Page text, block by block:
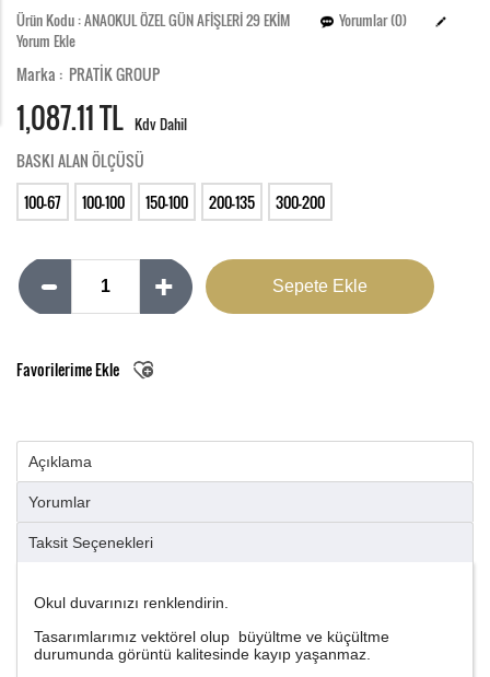
Ürün Kodu : ANAOKUL ÖZEL GÜN AFİŞLERİ 29 EKİM
Yorumlar (0)
Yorum Ekle
Marka : PRATİK GROUP
1,087.11 TL Kdv Dahil
BASKI ALAN ÖLÇÜSÜ
100-67
100-100 150-100 200-135 300-200
Favorilerime Ekle
Açıklama
Yorumlar
Taksit Seçenekleri
Okul duvarınızı renklendirin.
Tasarımlarımız vektörel olup büyültme ve küçültme
durumunda görüntü kalitesinde kayıp yaşanmaz.